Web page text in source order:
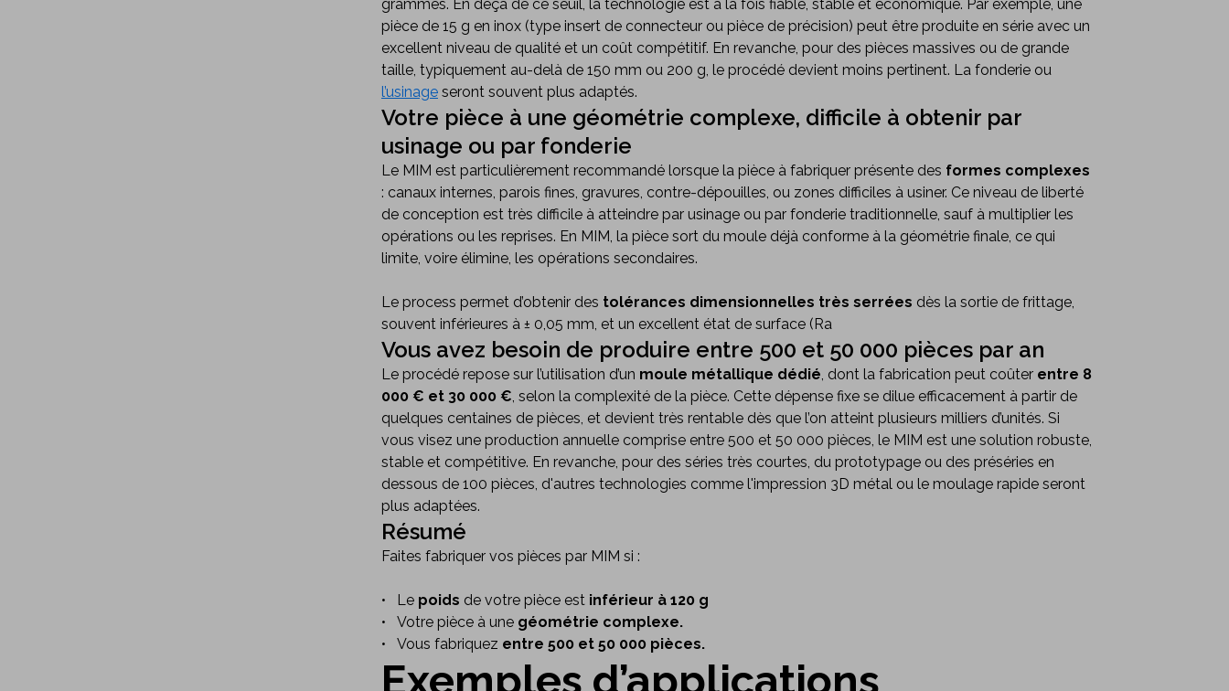
grammes. En deçà de ce seuil, la technologie est à la fois fiable, stable et économique. Par exemple, une
pièce de 15 g en inox (type insert de connecteur ou pièce de précision) peut être produite en série avec un
excellent niveau de qualité et un coût compétitif. En revanche, pour des pièces massives ou de grande
taille, typiquement au-delà de 150 mm ou 200 g, le procédé devient moins pertinent. La fonderie ou
l’usinage seront souvent plus adaptés.
Votre pièce à une géométrie complexe, difficile à obtenir par
usinage ou par fonderie
Le MIM est particulièrement recommandé lorsque la pièce à fabriquer présente des formes complexes
: canaux internes, parois fines, gravures, contre-dépouilles, ou zones difficiles à usiner. Ce niveau de liberté
de conception est très difficile à atteindre par usinage ou par fonderie traditionnelle, sauf à multiplier les
opérations ou les reprises. En MIM, la pièce sort du moule déjà conforme à la géométrie finale, ce qui
limite, voire élimine, les opérations secondaires.
Le process permet d’obtenir des tolérances dimensionnelles très serrées dès la sortie de frittage,
souvent inférieures à ± 0,05 mm, et un excellent état de surface (Ra
Vous avez besoin de produire entre 500 et 50 000 pièces par an
Le procédé repose sur l’utilisation d’un moule métallique dédié, dont la fabrication peut coûter entre 8
000 € et 30 000 €, selon la complexité de la pièce. Cette dépense fixe se dilue efficacement à partir de
quelques centaines de pièces, et devient très rentable dès que l’on atteint plusieurs milliers d’unités. Si
vous visez une production annuelle comprise entre 500 et 50 000 pièces, le MIM est une solution robuste,
stable et compétitive. En revanche, pour des séries très courtes, du prototypage ou des préséries en
dessous de 100 pièces, d'autres technologies comme l'impression 3D métal ou le moulage rapide seront
plus adaptées.
Résumé
Faites fabriquer vos pièces par MIM si :
• Le poids de votre pièce est inférieur à 120 g
• Votre pièce à une géométrie complexe.
• Vous fabriquez entre 500 et 50 000 pièces.
Exemples d’applications